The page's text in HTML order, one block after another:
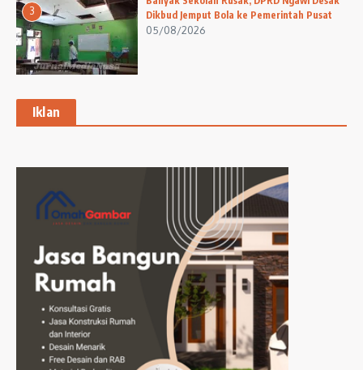
3
Dikbud Jemput Bola ke Pemerintah Pusat
05/08/2026
Iklan